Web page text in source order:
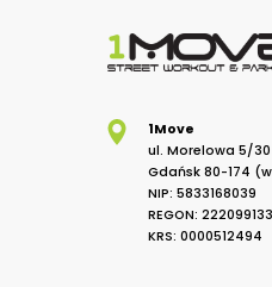
1Move
ul. Morelowa 5/30
Gdańsk 80-174
NIP: 5833168039
REGON: 222099133
KRS: 0000512494